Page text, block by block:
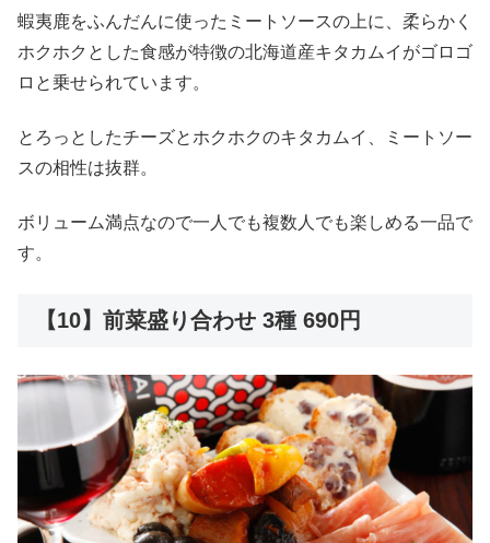
蝦夷鹿をふんだんに使ったミートソースの上に、柔らかく
ホクホクとした食感が特徴の北海道産キタカムイがゴロゴ
ロと乗せられています。
とろっとしたチーズとホクホクのキタカムイ、ミートソー
スの相性は抜群。
ボリューム満点なので一人でも複数人でも楽しめる一品で
す。
【10】前菜盛り合わせ 3種 690円